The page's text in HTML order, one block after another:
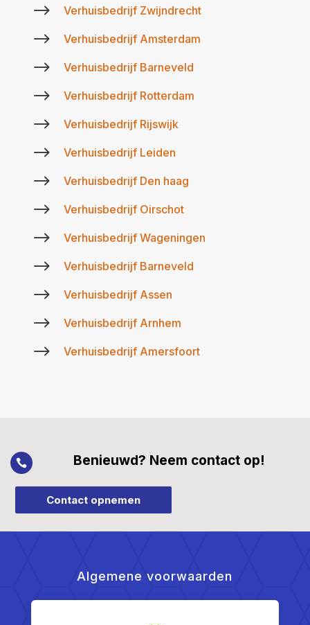
$ Verhuisbedrijf Zwijndrecht
$ Verhuisbedrijf Amsterdam
$ Verhuisbedrijf Barneveld
$ Verhuisbedrijf Rotterdam
$ Verhuisbedrijf Rijswijk
$ Verhuisbedrijf Leiden
$ Verhuisbedrijf Den haag
$ Verhuisbedrijf Oirschot
$ Verhuisbedrijf Wageningen
$ Verhuisbedrijf Barneveld
$ Verhuisbedrijf Assen
$ Verhuisbedrijf Arnhem
$ Verhuisbedrijf Amersfoort
 Benieuwd? Neem contact op!
Contact opnemen
Algemene voorwaarden